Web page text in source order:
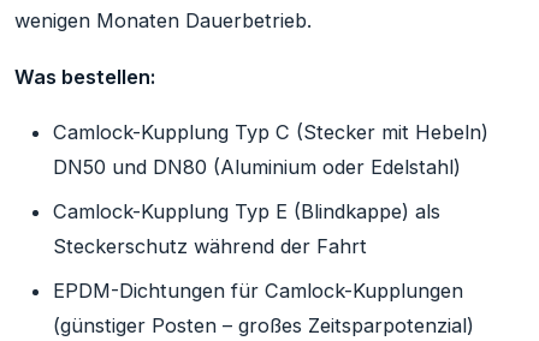
wenigen Monaten Dauerbetrieb.
Was bestellen:
Camlock-Kupplung Typ C (Stecker mit Hebeln)
DN50 und DN80 (Aluminium oder Edelstahl)
Camlock-Kupplung Typ E (Blindkappe) als
Steckerschutz während der Fahrt
EPDM-Dichtungen für Camlock-Kupplungen
(günstiger Posten – großes Zeitsparpotenzial)